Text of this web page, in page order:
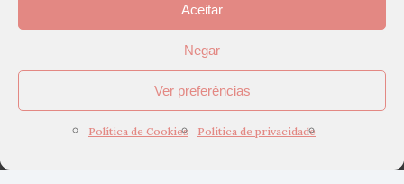
Aceitar
Negar
Ver preferências
Política de Cookies Política de privacidade